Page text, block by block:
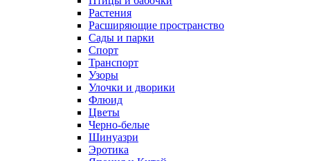
Растения
Расширяющие пространство
Сады и парки
Спорт
Транспорт
Узоры
Улочки и дворики
Флюид
Цветы
Черно-белые
Шинуазри
Эротика